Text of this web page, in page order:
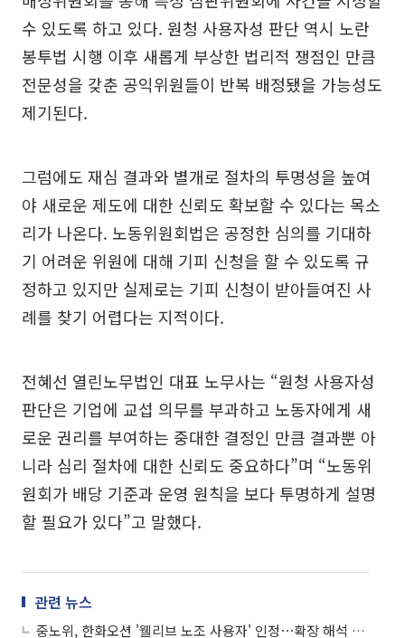
수 있도록 하고 있다. 원청 사용자성 판단 역시 노란
봉투법 시행 이후 새롭게 부상한 법리적 쟁점인 만큼
전문성을 갖춘 공익위원들이 반복 배정됐을 가능성도
제기된다.
그럼에도 재심 결과와 별개로 절차의 투명성을 높여
야 새로운 제도에 대한 신뢰도 확보할 수 있다는 목소
리가 나온다. 노동위원회법은 공정한 심의를 기대하
기 어려운 위원에 대해 기피 신청을 할 수 있도록 규
정하고 있지만 실제로는 기피 신청이 받아들여진 사
례를 찾기 어렵다는 지적이다.
전혜선 열린노무법인 대표 노무사는 “원청 사용자성
판단은 기업에 교섭 의무를 부과하고 노동자에게 새
로운 권리를 부여하는 중대한 결정인 만큼 결과뿐 아
니라 심리 절차에 대한 신뢰도 중요하다”며 “노동위
원회가 배당 기준과 운영 원칙을 보다 투명하게 설명
할 필요가 있다”고 말했다.
관련 뉴스
중노위, 한화오션 '웰리브 노조 사용자' 인정⋯확장 해석 논란